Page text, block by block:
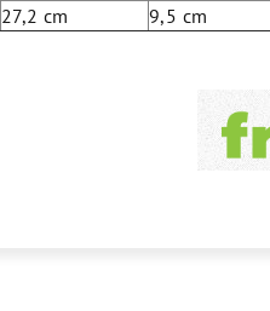
27,2 cm 9,5 cm